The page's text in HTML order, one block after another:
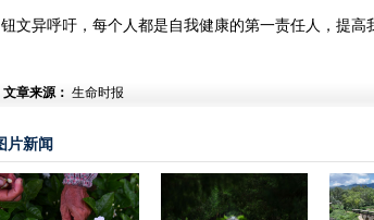
钮文异呼吁，每个人都是自我健康的第一责任人，提
文章来源： 生命时报